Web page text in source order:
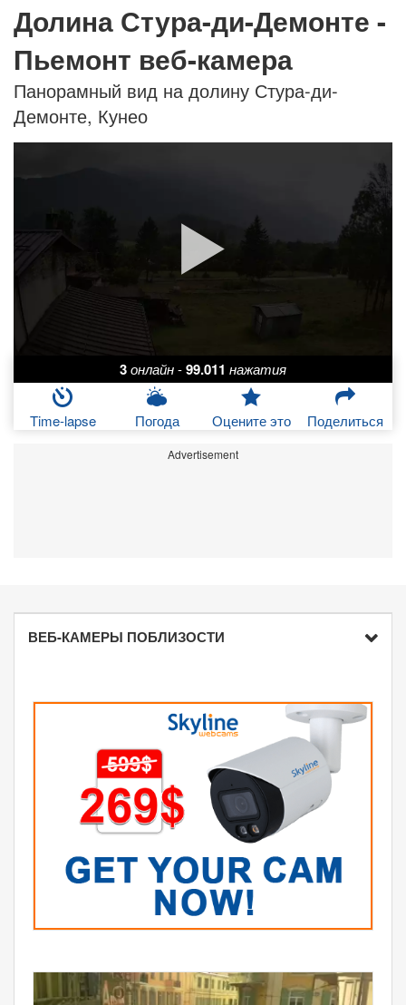
Долина Стура-ди-Демонте -
Пьемонт веб-камера
Панорамный вид на долину Стура-ди-
Демонте, Кунео
3онлайн-99.011 нажатия
Time-lapse Погода Оцените это Поделиться
Advertisement
ВЕБ-КАМЕРЫ ПОБЛИЗОСТИ